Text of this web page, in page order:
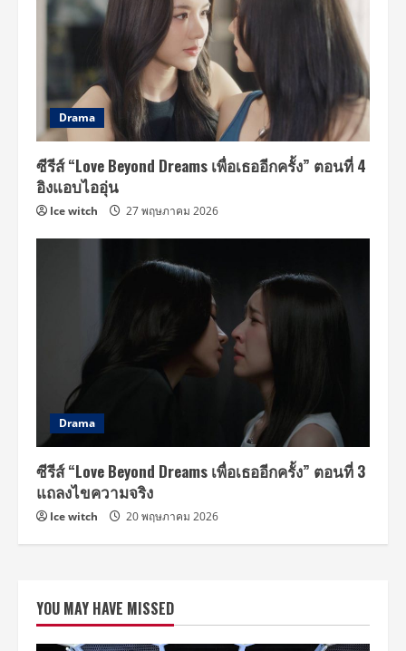
Drama
ซีรีส์ “Love Beyond Dreams เพื่อเธออีกครั้ง” ตอนที่ 4
อิงแอบไออุ่น
Ice witch 27 พฤษภาคม 2026
Drama
ซีรีส์ “Love Beyond Dreams เพื่อเธออีกครั้ง” ตอนที่ 3
แถลงไขความจริง
Ice witch 20 พฤษภาคม 2026
YOU MAY HAVE MISSED